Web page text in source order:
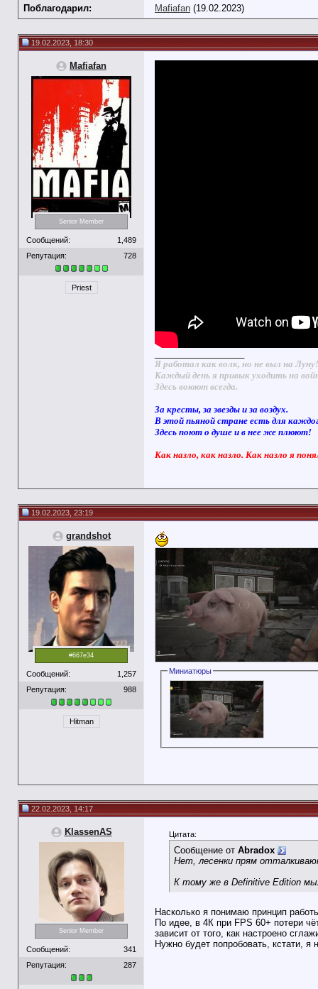
Поблагодарил: Mafiafan (19.02.2023)
19.02.2023, 18:30
Mafiafan
Senior Member
Сообщений:
1,489
Репутация:
728
Priest
Я работал как волк, но не выл на Луну!
Каждый день я привык уходить на
Здесь воюют всегда.
За кресты, за звезды и за воздух.
В этой пьяной стране есть для
Здесь поют о душе и в нее же плюют!
Как назло, как назло. Как назло я
19.02.2023, 23:19
grandshot
#667e34
Сообщений:
1,257
Репутация:
988
Hitman
Миниатюры
22.02.2023, 14:17
KlassenAS
Senior Member
Сообщений:
341
Репутация:
287
Цитата:
Сообщение от Abradox
Нет, лесенки прям
К тому же в Definitive Edition
Насколько я понимаю принцип
По идее, в 4К при FPS 60+ потери
зависит от того, как настроено
Нужно будет попробовать, кстати,